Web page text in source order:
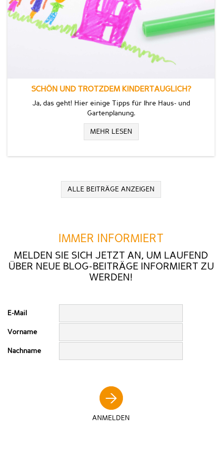
SCHÖN UND TROTZDEM KINDERTAUGLICH?
Ja, das geht! Hier einige Tipps für Ihre Haus- und
Gartenplanung.
MEHR LESEN
ALLE BEITRÄGE ANZEIGEN
IMMER INFORMIERT
MELDEN SIE SICH JETZT AN, UM LAUFEND
ÜBER NEUE BLOG-BEITRÄGE INFORMIERT ZU
WERDEN!
E-Mail
Vorname
Nachname